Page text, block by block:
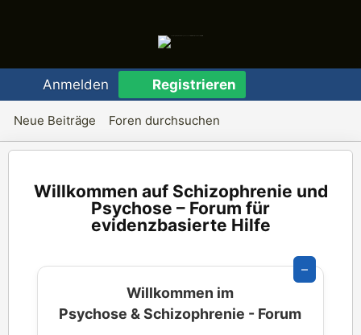
Anmelden Registrieren
Neue Beiträge Foren durchsuchen
Schizophrenie und
Psychose – Forum für
evidenzbasierte Hilfe
–
Willkommen im
Psychose & Schizophrenie - Forum